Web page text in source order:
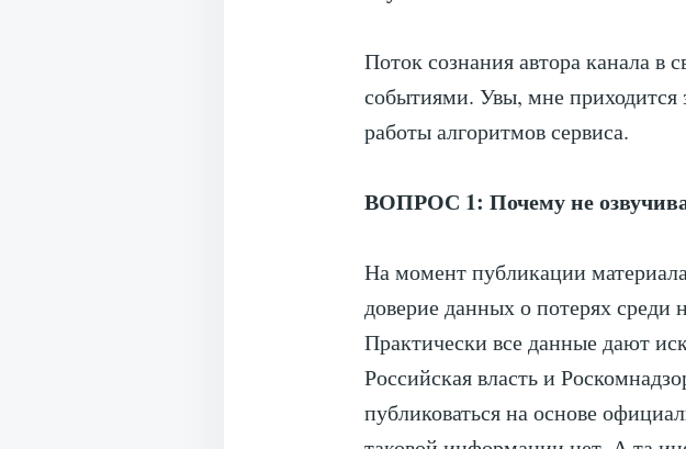
Поток сознания автора канала в
событиями. Увы, мне приходится
работы алгоритмов сервиса.
ВОПРОС 1: Почему не
На момент публикации
доверие данных о потерях
Практически все данные дают
Российская власть и
публиковаться на основе